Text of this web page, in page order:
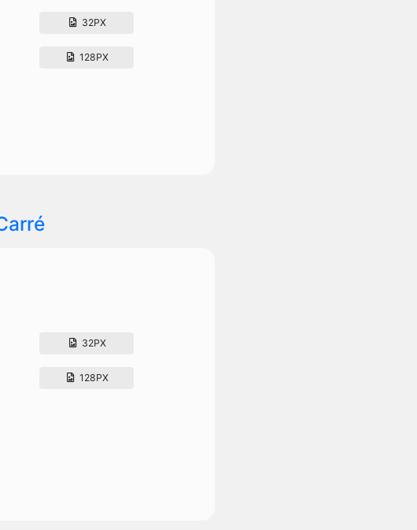
32PX
128PX
32PX
128PX